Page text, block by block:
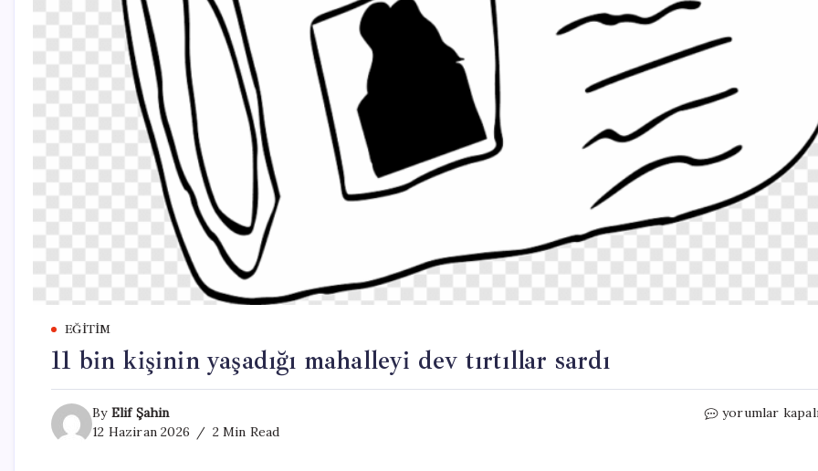
EĞITIM
11 bin kişinin yaşadığı mahalleyi dev tırtıllar sardı
By Elif Şahin
12 Haziran 2026
2 Min Read
11
yorumlar